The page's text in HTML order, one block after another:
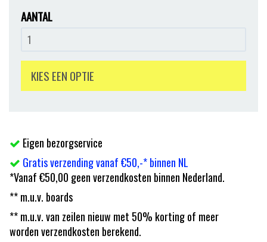
AANTAL
KIES EEN OPTIE
Eigen bezorgservice
Gratis verzending vanaf €50,-* binnen NL
*Vanaf €50,00 geen verzendkosten binnen Nederland.
** m.u.v. boards
** m.u.v. van zeilen nieuw met 50% korting of meer
worden verzendkosten berekend.